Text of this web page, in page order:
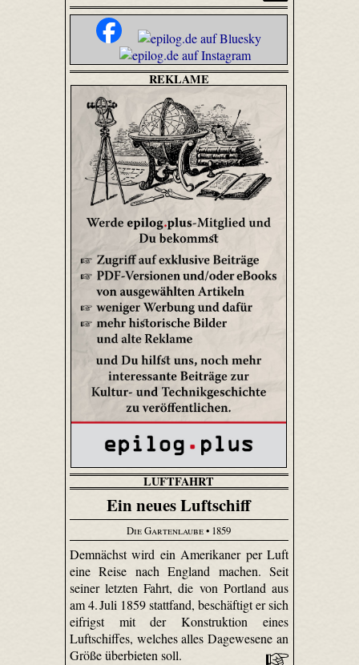
REKLAME
LUFTFAHRT
Ein neues Luftschiff
Die Gartenlaube• 1859
Demnächst wird ein Amerikaner per Luft
eine Reise nach England machen. Seit
seiner letzten Fahrt, die von Portland aus
am 4. Juli 1859 stattfand, beschäftigt er sich
eifrigst mit der Konstruktion eines
Luftschiffes, welches alles Dagewesene an
Größe überbieten soll.